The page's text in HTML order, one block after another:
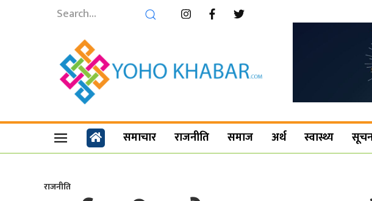
समाचार राजनीति समाज अर्थ स्वास्थ्य
राजनीति